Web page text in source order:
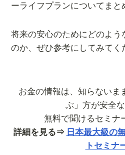
ーライフプランについてまと
将来の安心のためにどのよう
のか、ぜひ参考にしてみてく
お金の情報は、知らないま
ぶ」方が安全な
無料で聞けるセミナ
詳細を見る⇒ 日本最大級の
トセミナ